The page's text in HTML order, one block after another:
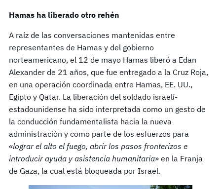
Hamas ha liberado otro rehén
A raíz de las conversaciones mantenidas entre
representantes de Hamas y del gobierno
norteamericano, el 12 de mayo Hamas liberó a Edan
Alexander de 21 años, que fue entregado a la Cruz Roja,
en una operación coordinada entre Hamas, EE. UU.,
Egipto y Qatar. La liberación del soldado israelí-
estadounidense ha sido interpretada como un gesto de
la conducción fundamentalista hacia la nueva
administración y como parte de los esfuerzos para
«lograr el alto el fuego, abrir los pasos fronterizos e
introducir ayuda y asistencia humanitaria» en la Franja
de Gaza, la cual está bloqueada por Israel.